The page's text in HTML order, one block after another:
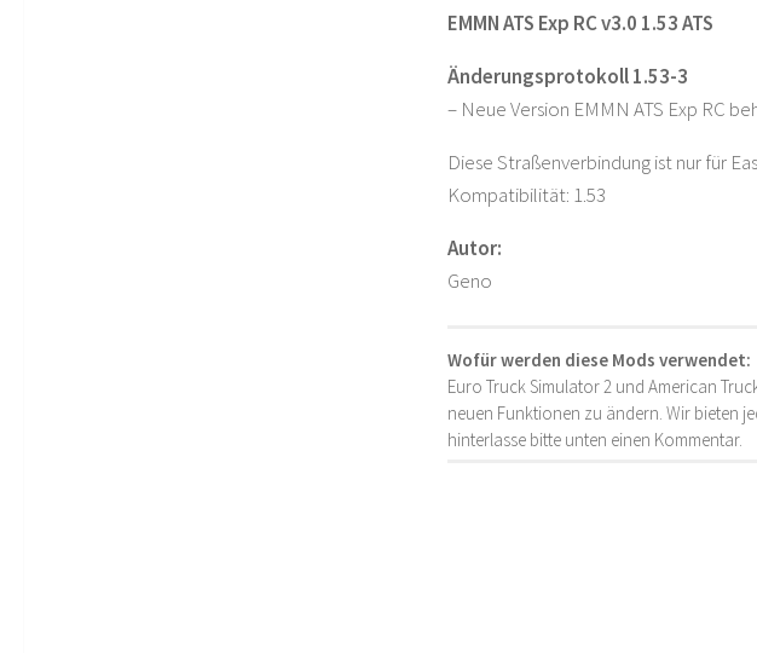
EMMN ATS Exp RC v3.0 1.53 ATS
Änderungsprotokoll 1.53-3
– Neue Version EMMN ATS Exp RC
Diese Straßenverbindung ist nur für
Kompatibilität: 1.53
Autor:
Geno
Wofür werden diese Mods verwendet:
Euro Truck Simulator 2 und American
neuen Funktionen zu ändern. Wir bieten
hinterlasse bitte unten einen Kommentar.